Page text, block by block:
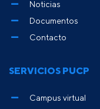
Noticias
Documentos
Contacto
SERVICIOS PUCP
Campus virtual